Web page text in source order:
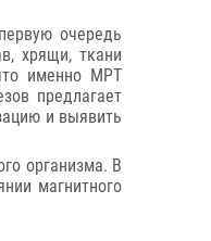
очередь
хрящи, ткани
именно МРТ
предлагает
и выявить
организма. В
магнитного